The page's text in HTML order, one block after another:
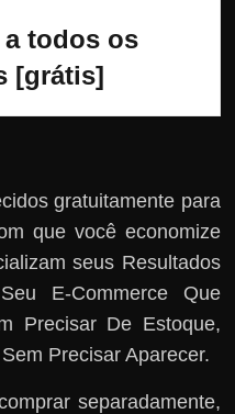
a todos os
[grátis]
gratuitamente para
que você economize
seus Resultados
E-Commerce Que
Precisar De Estoque,
Precisar Aparecer.
separadamente,